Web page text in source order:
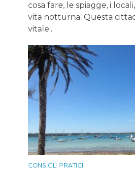
cosa fare, le spiagge, i
vita notturna. Questa
vitale...
CONSIGLI PRATICI